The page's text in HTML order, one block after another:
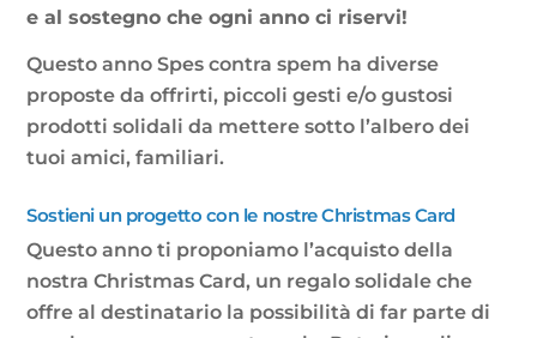
e al sostegno che ogni anno ci riservi!
Questo anno Spes contra spem ha diverse
proposte da offrirti, piccoli gesti e/o gustosi
prodotti solidali da mettere sotto l’albero dei
tuoi amici, familiari.
Sostieni un progetto con le nostre Christmas Card
Questo anno ti proponiamo l’acquisto della
nostra Christmas Card, un regalo solidale che
offre al destinatario la possibilità di far parte di